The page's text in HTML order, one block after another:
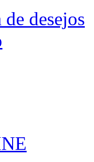
desejos